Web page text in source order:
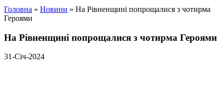
Головна » Новини » На Рівненщині попрощалися з чотирма
Героями
На Рівненщині попрощалися з чотирма Героями
31-Січ-2024